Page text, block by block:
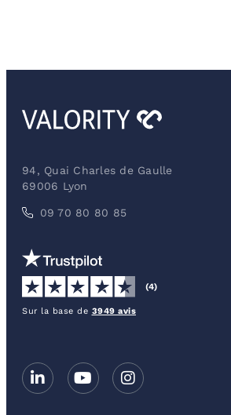
94, Quai Charles de Gaulle
69006 Lyon
09 70 80 80 85
(4)
Sur la base de 3949 avis